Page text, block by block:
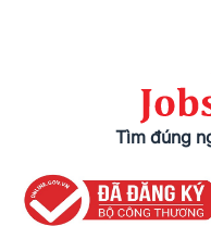
Tìm đúng